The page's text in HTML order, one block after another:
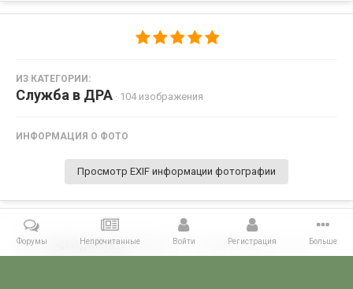
ИЗ КАТЕГОРИИ:
Служба в ДРА · 104 изображения
ИНФОРМАЦИЯ О ФОТО
Просмотр EXIF информации фотографии
Поделиться Подписчики 0
Форумы Непрочитанные Войти Регистрация Больше